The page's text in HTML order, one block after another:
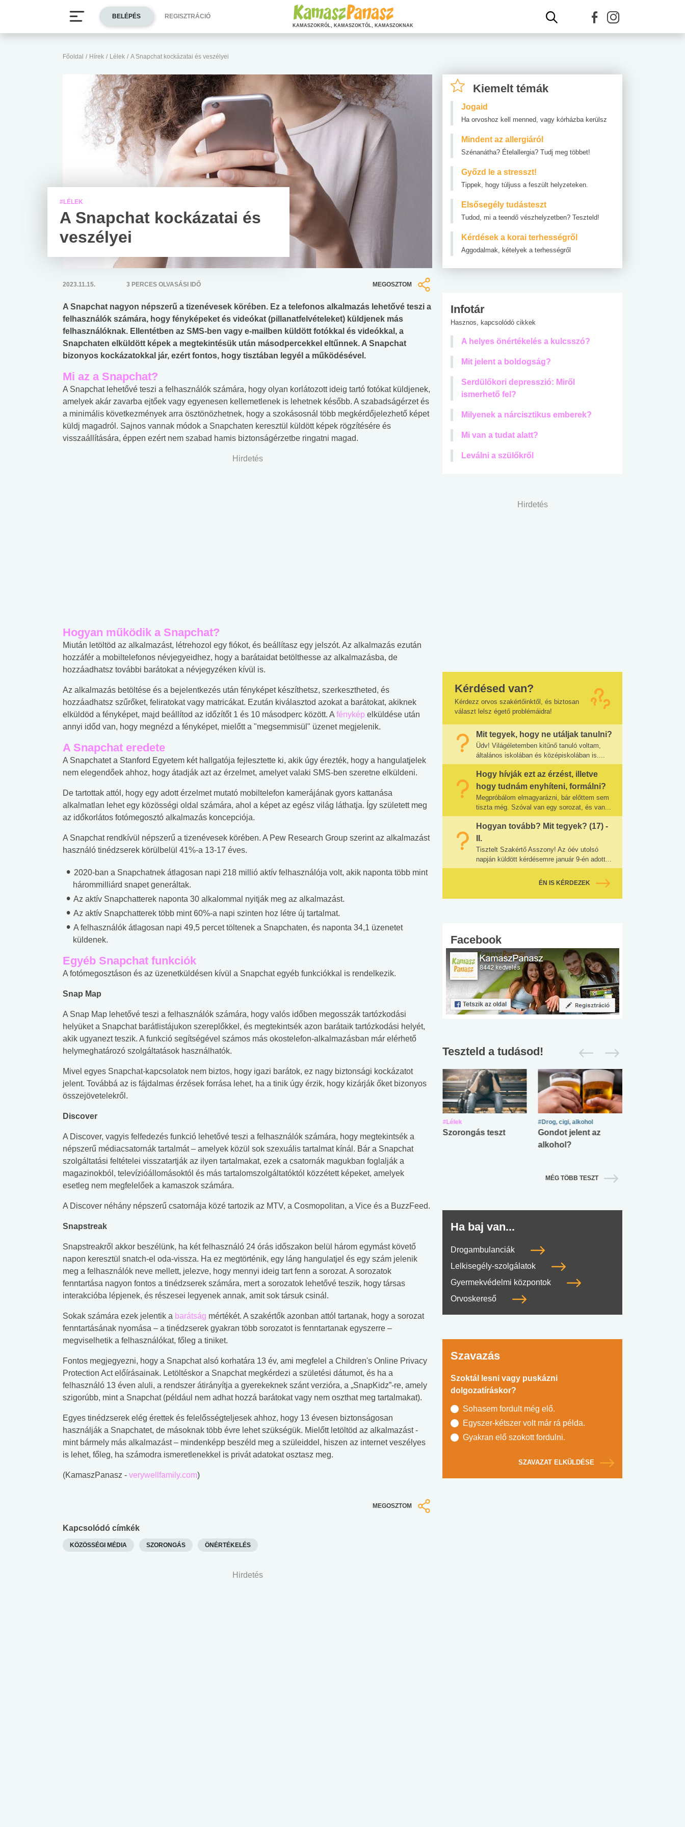
Főoldal / Hírek / Lélek / A Snapchat kockázatai és veszélyei
#LÉLEK
A Snapchat kockázatai és
veszélyei
2023.11.15. 3 PERCES OLVASÁSI IDŐ MEGOSZTOM
A Snapchat nagyon népszerű a tizenévesek körében. Ez a telefonos alkalmazás lehetővé teszi a
felhasználók számára, hogy fényképeket és videókat (pillanatfelvételeket) küldjenek más
felhasználóknak. Ellentétben az SMS-ben vagy e-mailben küldött fotókkal és videókkal, a
Snapchaten elküldött képek a megtekintésük után másodpercekkel eltűnnek. A Snapchat
bizonyos kockázatokkal jár, ezért fontos, hogy tisztában legyél a működésével.
Mi az a Snapchat?
A Snapchat lehetővé teszi a felhasználók számára, hogy olyan korlátozott ideig tartó fotókat küldjenek,
amelyek akár zavarba ejtőek vagy egyenesen kellemetlenek is lehetnek később. A szabadságérzet és
a minimális következmények arra ösztönözhetnek, hogy a szokásosnál több megkérdőjelezhető képet
küldj magadról. Sajnos vannak módok a Snapchaten keresztül küldött képek rögzítésére és
visszaállítására, éppen ezért nem szabad hamis biztonságérzetbe ringatni magad.
Hirdetés
Hogyan működik a Snapchat?
Miután letöltöd az alkalmazást, létrehozol egy fiókot, és beállítasz egy jelszót. Az alkalmazás ezután
hozzáfér a mobiltelefonos névjegyeidhez, hogy a barátaidat betölthesse az alkalmazásba, de
hozzáadhatsz további barátokat a névjegyzéken kívül is.
Az alkalmazás betöltése és a bejelentkezés után fényképet készíthetsz, szerkesztheted, és
hozzáadhatsz szűrőket, feliratokat vagy matricákat. Ezután kiválasztod azokat a barátokat, akiknek
elküldöd a fényképet, majd beállítod az időzítőt 1 és 10 másodperc között. A fénykép elküldése után
annyi időd van, hogy megnézd a fényképet, mielőtt a "megsemmisül" üzenet megjelenik.
A Snapchat eredete
A Snapchatet a Stanford Egyetem két hallgatója fejlesztette ki, akik úgy érezték, hogy a hangulatjelek
nem elegendőek ahhoz, hogy átadják azt az érzelmet, amelyet valaki SMS-ben szeretne elküldeni.
De tartottak attól, hogy egy adott érzelmet mutató mobiltelefon kamerájának gyors kattanása
alkalmatlan lehet egy közösségi oldal számára, ahol a képet az egész világ láthatja. Így született meg
az időkorlátos fotómegosztó alkalmazás koncepciója.
A Snapchat rendkívül népszerű a tizenévesek körében. A Pew Research Group szerint az alkalmazást
használó tinédzserek körülbelül 41%-a 13-17 éves.
2020-ban a Snapchatnek átlagosan napi 218 millió aktív felhasználója volt, akik naponta több mint
hárommilliárd snapet generáltak.
Az aktív Snapchatterek naponta 30 alkalommal nyitják meg az alkalmazást.
Az aktív Snapchatterek több mint 60%-a napi szinten hoz létre új tartalmat.
A felhasználók átlagosan napi 49,5 percet töltenek a Snapchaten, és naponta 34,1 üzenetet
küldenek.
Egyéb Snapchat funkciók
A fotómegosztáson és az üzenetküldésen kívül a Snapchat egyéb funkciókkal is rendelkezik.
Snap Map
A Snap Map lehetővé teszi a felhasználók számára, hogy valós időben megosszák tartózkodási
helyüket a Snapchat barátlistájukon szereplőkkel, és megtekintsék azon barátaik tartózkodási helyét,
akik ugyanezt teszik. A funkció segítségével számos más okostelefon-alkalmazásban már elérhető
helymeghatározó szolgáltatások használhatók.
Mivel egyes Snapchat-kapcsolatok nem biztos, hogy igazi barátok, ez nagy biztonsági kockázatot
jelent. Továbbá az is fájdalmas érzések forrása lehet, ha a tinik úgy érzik, hogy kizárják őket bizonyos
összejövetelekről.
Discover
A Discover, vagyis felfedezés funkció lehetővé teszi a felhasználók számára, hogy megtekintsék a
népszerű médiacsatornák tartalmát – amelyek közül sok szexuális tartalmat kínál. Bár a Snapchat
szolgáltatási feltételei visszatartják az ilyen tartalmakat, ezek a csatornák magukban foglalják a
magazinokból, televízióállomásoktól és más tartalomszolgáltatóktól közzétett képeket, amelyek
esetleg nem megfelelőek a kamaszok számára.
A Discover néhány népszerű csatornája közé tartozik az MTV, a Cosmopolitan, a Vice és a BuzzFeed.
Snapstreak
Snapstreakről akkor beszélünk, ha két felhasználó 24 órás időszakon belül három egymást követő
napon keresztül snatch-el oda-vissza. Ha ez megtörténik, egy láng hangulatjel és egy szám jelenik
meg a felhasználók neve mellett, jelezve, hogy mennyi ideig tart fenn a sorozat. A sorozatok
fenntartása nagyon fontos a tinédzserek számára, mert a sorozatok lehetővé teszik, hogy társas
interakcióba lépjenek, és részesei legyenek annak, amit sok társuk csinál.
Sokak számára ezek jelentik a barátság mértékét. A szakértők azonban attól tartanak, hogy a sorozat
fenntartásának nyomása – a tinédzserek gyakran több sorozatot is fenntartanak egyszerre –
megviselhetik a felhasználókat, főleg a tiniket.
Fontos megjegyezni, hogy a Snapchat alsó korhatára 13 év, ami megfelel a Children's Online Privacy
Protection Act előírásainak. Letöltéskor a Snapchat megkérdezi a születési dátumot, és ha a
felhasználó 13 éven aluli, a rendszer átirányítja a gyerekeknek szánt verzióra, a „SnapKidz”-re, amely
szigorúbb, mint a Snapchat (például nem adhat hozzá barátokat vagy nem oszthat meg tartalmakat).
Egyes tinédzserek elég érettek és felelősségteljesek ahhoz, hogy 13 évesen biztonságosan
használják a Snapchatet, de másoknak több évre lehet szükségük. Mielőtt letöltöd az alkalmazást -
mint bármely más alkalmazást – mindenképp beszéld meg a szüleiddel, hiszen az internet veszélyes
is lehet, főleg, ha számodra ismeretlenekkel is privát adatokat osztasz meg.
(KamaszPanasz - verywellfamily.com)
MEGOSZTOM
Kapcsolódó címkék
KÖZÖSSÉGI MÉDIA SZORONGÁS ÖNÉRTÉKELÉS
Hirdetés
Kiemelt témák
Jogaid
Ha orvoshoz kell menned, vagy kórházba kerülsz
Mindent az allergiáról
Szénanátha? Ételallergia? Tudj meg többet!
Győzd le a stresszt!
Tippek, hogy túljuss a feszült helyzeteken.
Elsősegély tudásteszt
Tudod, mi a teendő vészhelyzetben? Teszteld!
Kérdések a korai terhességről
Aggodalmak, kételyek a terhességről
Infotár
Hasznos, kapcsolódó cikkek
A helyes önértékelés a kulcsszó?
Mit jelent a boldogság?
Serdülőkori depresszió: Miről
ismerhető fel?
Milyenek a nárcisztikus emberek?
Mi van a tudat alatt?
Leválni a szülőkről
Hirdetés
Kérdésed van?
Kérdezz orvos szakértőinktől, és biztosan
választ lelsz égető problémáidra!
Mit tegyek, hogy ne utáljak tanulni?
Üdv! Világéletemben kitűnő tanuló voltam,
általános iskolában és középiskolában is....
Hogy hívják ezt az érzést, illetve
hogy tudnám enyhíteni, formálni?
Megpróbálom elmagyarázni, bár előttem sem
tiszta még. Szóval van egy sorozat, és van...
Hogyan tovább? Mit tegyek? (17) -
II.
Tisztelt Szakértő Asszony! Az óév utolsó
napján küldött kérdésemre január 9-én adott...
ÉN IS KÉRDEZEK
Facebook
Teszteld a tudásod!
Mekkora az ökológiai
lábnyomod?
Elsősegély
tudásteszt
Angol középfokú
nyelvvizsga teszt -
No.42
Internet-függőség
teszt
#Lélek
Szorongás teszt
#Drog, cigi, alkohol
Gondot jelent az
alkohol?
MÉG TÖBB TESZT
Ha baj van...
Drogambulanciák
Lelkisegély-szolgálatok
Gyermekvédelmi központok
Orvoskereső
Szavazás
Szoktál lesni vagy puskázni
dolgozatíráskor?
Sohasem fordult még elő.
Egyszer-kétszer volt már rá példa.
Gyakran elő szokott fordulni.
SZAVAZAT ELKÜLDÉSE
BELÉPÉS REGISZTRÁCIÓ
KAMASZOKRÓL, KAMASZOKTÓL, KAMASZOKNAK